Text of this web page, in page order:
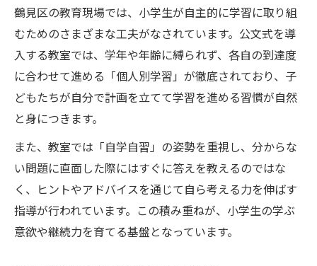
鶴見区の教育現場では、小学生が自主的に学習に取り組
むためのさまざまな工夫がなされています。公文式を導
入する教室では、学年や年齢に縛られず、各自の到達度
に合わせて進める「個人別学習」が徹底されており、子
どもたちが自分で計画を立てて学習を進める習慣が自然
と身につきます。
また、教室では「自学自習」の姿勢を重視し、分からな
い問題に直面した際にはすぐに答えを教えるのではな
く、ヒントやアドバイスを通じて自ら考える力を伸ばす
指導が行われています。この積み重ねが、小学生の学ぶ
意欲や継続力を育てる基盤となっています。